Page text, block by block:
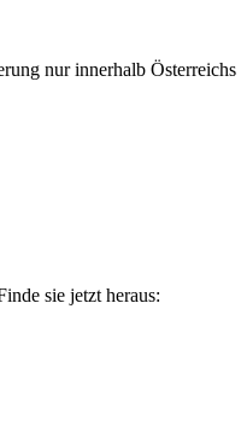
nur innerhalb Österreichs
sie jetzt heraus: